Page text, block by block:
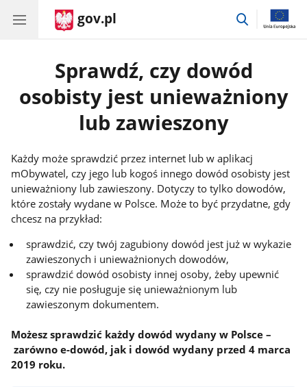
gov.pl
przejdź
Sprawdź, czy dowód
osobisty jest unieważniony
lub zawieszony
Każdy może sprawdzić przez internet lub w aplikacj
mObywatel, czy jego lub kogoś innego dowód osobisty jest
unieważniony lub zawieszony. Dotyczy to tylko dowodów,
które zostały wydane w Polsce. Może to być przydatne, gdy
chcesz na przykład:
sprawdzić, czy twój zagubiony dowód jest już w wykazie
zawieszonych i unieważnionych dowodów,
sprawdzić dowód osobisty innej osoby, żeby upewnić
się, czy nie posługuje się unieważnionym lub
zawieszonym dokumentem.
Możesz sprawdzić każdy dowód wydany w Polsce –
zarówno e-dowód, jak i dowód wydany przed 4 marca
2019 roku.